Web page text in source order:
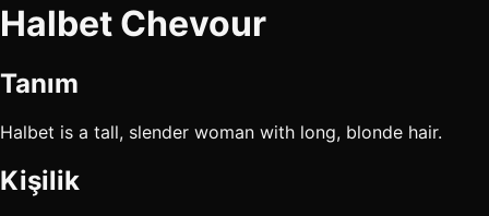
Halbet Chevour
Tanım
Halbet is a tall, slender woman with long, blonde hair.
Kişilik